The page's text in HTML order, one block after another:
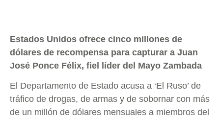
Estados Unidos ofrece cinco millones de
dólares de recompensa para capturar a Juan
José Ponce Félix, fiel líder del Mayo Zambada
El Departamento de Estado acusa a ‘El Ruso’ de
tráfico de drogas, de armas y de sobornar con más
de un millón de dólares mensuales a miembros del